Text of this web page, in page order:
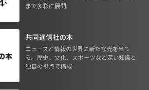
まで多彩に展開
共同通信社の本
ニュースと情報の世界に新たな光を当て
る。歴史、文化、スポーツなど深い知識と
独自の視点で構成